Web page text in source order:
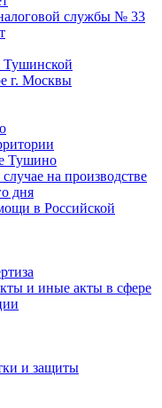
службы № 33
Тушинской
г. Москвы
Тушино
на производстве
дня
в Российской
и иные акты в сфере
и защиты